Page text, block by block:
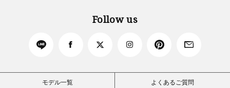
Follow us
モデル一覧 よくあるご質問